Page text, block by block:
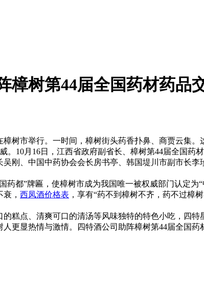
樟树第44届全国药材药品
树市举行。一时间，樟树街头药香扑鼻、商贾云集
10月16日，江西省政府副省长、樟树第44届全国
吴刚、中国中药协会会长房书亭、韩国堤川市副市长
”牌匾，使樟树市成为我国唯一被权威部门认定为
， 西凤酒价格表 ，享有“药不到樟树不齐，药不过樟
的糕点、清爽可口的清汤等风味独特的特色小吃，四
更显热情与激情。四特酒公司助阵樟树第44届全国